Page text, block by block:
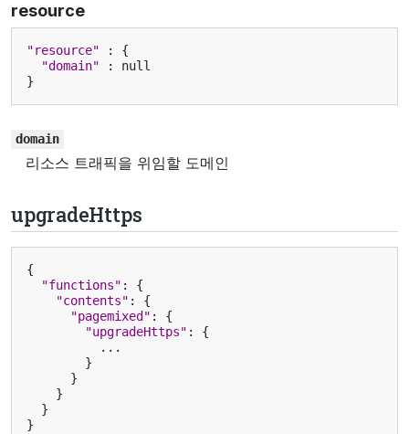
resource
"resource" :
{
"domain"
:
null
}
domain
리소스 트래픽을 위임할 도메인
upgradeHttps
{
"functions" :
{
"contents" :
{
"pagemixed" :
{
"upgradeHttps" :
{
...
}
}
}
}
}